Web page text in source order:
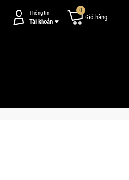
Thông tin
Tài khoản
0
Giỏ hàng